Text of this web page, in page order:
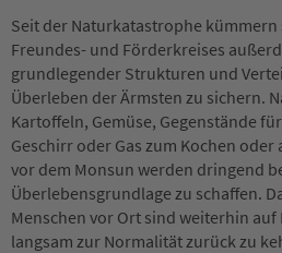
Seit der Naturkatastrophe kümmern
Freundes- und Förderkreises
grundlegender Strukturen und
Überleben der Ärmsten zu sichern.
Kartoffeln, Gemüse, Gegenstände
Geschirr oder Gas zum Kochen oder
vor dem Monsun werden dringend
Überlebensgrundlage zu schaffen.
Menschen vor Ort sind weiterhin auf
langsam zur Normalität zurück zu